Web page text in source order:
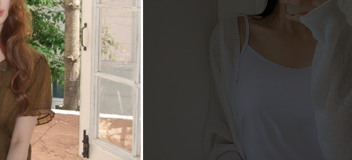
딩팬츠 스커트나시/속바지
파자마
ETC
세트
쥬얼리
액세서리
양말/스타킹